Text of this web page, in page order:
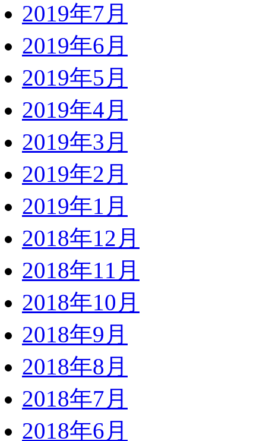
2019年7月
2019年6月
2019年5月
2019年4月
2019年3月
2019年2月
2019年1月
2018年12月
2018年11月
2018年10月
2018年9月
2018年8月
2018年7月
2018年6月